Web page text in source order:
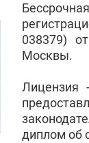
038379)
Москвы.
Лицензия
диплом об